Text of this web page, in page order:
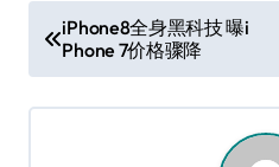
章
导
iPhone8全身黑科技 曝i
Phone 7价格骤降